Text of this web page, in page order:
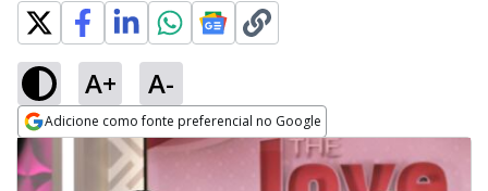
A+ A-
Adicione como fonte preferencial no Google
Opens in new window